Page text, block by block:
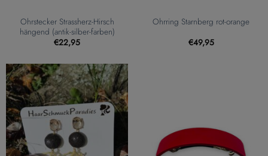
Ohrstecker Strassherz-Hirsch
hängend (antik-silber-farben)
€22,95
Ohrring Starnberg rot-orange
€49,95